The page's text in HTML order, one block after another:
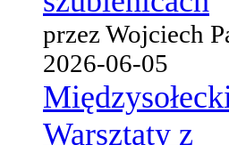
przez Wojciech
2026-06-05
Warsztaty z